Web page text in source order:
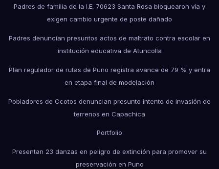
Padres de familia de la I.E. 70623 Santa Rosa bloquearon vía y
exigen cambio urgente de poste dañado
Padres denuncian presuntos actos de maltrato contra escolar en
institución educativa de Atuncolla
Plan regulador de rutas de Puno registra avance de 79 % y entra
en etapa final de modelación
Pobladores de Ccotos denuncian presunto intento de invasión de
terrenos en Capachica
Portfolio
Presentan 23 danzas en peligro de extinción para promover su
preservación en Puno